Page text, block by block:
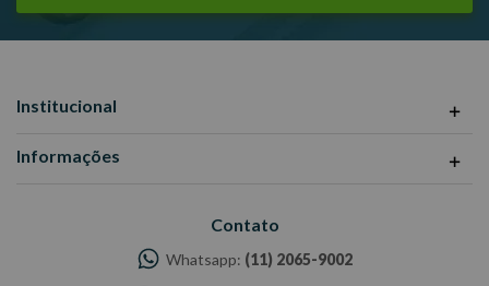
Institucional
Informações
Contato
Whatsapp: (11) 2065-9002